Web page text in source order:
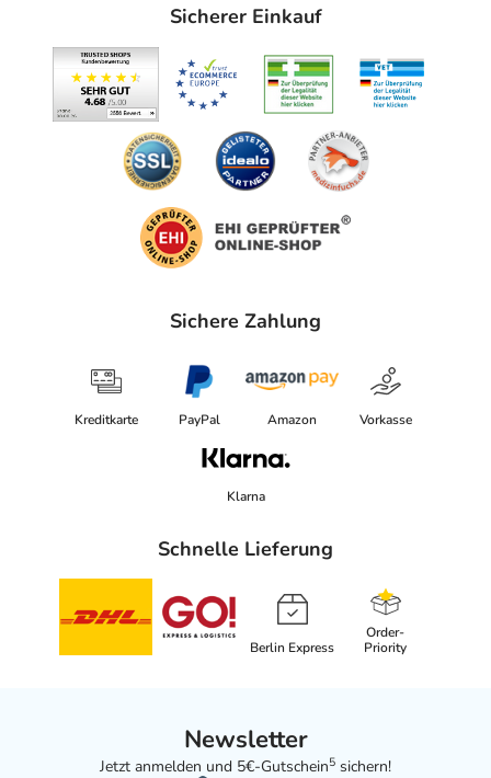
Sicherer Einkauf
Sichere Zahlung
Kreditkarte PayPal Amazon Vorkasse
Klarna
Schnelle Lieferung
Berlin Express
Order-
Priority
Newsletter
Jetzt anmelden und 5€-Gutschein5 sichern!